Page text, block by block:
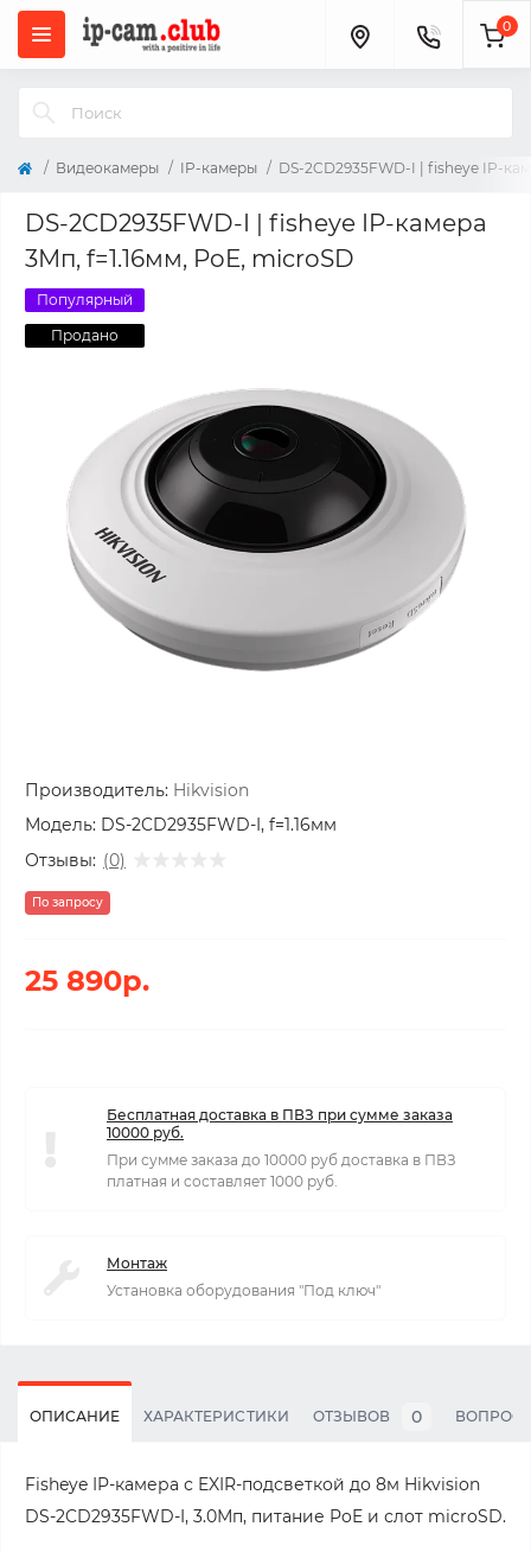
0
Видеокамеры IP-камеры DS-2CD2935FWD-I | fisheye IP-
DS-2CD2935FWD-I | fisheye IP-камера
3Мп, f=1.16мм, PoE, microSD
Популярный
Продано
Производитель: Hikvision
Модель: DS-2CD2935FWD-I, f=1.16мм
Отзывы: (0)
По запросу
25 890р.
Бесплатная доставка в ПВЗ при сумме заказа
10000 руб.
При сумме заказа до 10000 руб доставка в ПВЗ
платная и составляет 1000 руб.
Монтаж
Установка оборудования "Под ключ"
ОПИСАНИЕ ХАРАКТЕРИСТИКИ ОТЗЫВОВ 0
Fisheye IP-камера с EXIR-подсветкой до 8м Hikvision
DS-2CD2935FWD-I, 3.0Мп, питание PoE и слот microSD.